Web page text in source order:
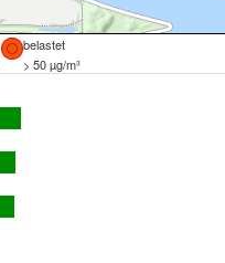
belastet
> 50 µg/m³